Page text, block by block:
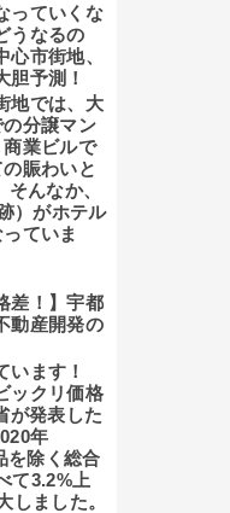
っていくな
うなるの
市街地、
胆予測！
地では、大
分譲マン
業ビルで
賑わいと
んなか、
）がホテル
ていま
差！】宇都
動産開発の
います！
ックリ価格
が発表した
年
を除く総合
て3.2%上
しました。